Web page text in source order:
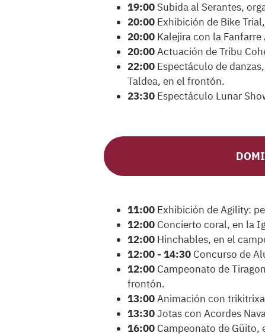
19:00 Subida al Serantes,
20:00 Exhibición de Bike
20:00 Kalejira con la Fanfarre
20:00Actuación de Tribu
22:00 Espectáculo de
Taldea, en el frontón.
23:30 Espectáculo Lunar
11:00 Exhibición de Agility:
12:00 Concierto coral, en la
12:00 Hinchables, en el
12:00 - 14:30 Concurso de
12:00 Campeonato de
frontón.
13:00Animación con
13:30Jotas con Acordes
16:00 Campeonato de Güito,